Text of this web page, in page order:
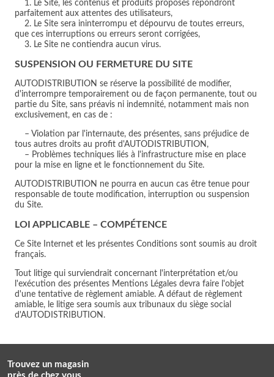
1. Le Site, les contenus et produits proposés répondront
parfaitement aux attentes des utilisateurs,
2. Le Site sera ininterrompu et dépourvu de toutes erreurs,
que ces interruptions ou erreurs seront corrigées,
3. Le Site ne contiendra aucun virus.
SUSPENSION OU FERMETURE DU SITE
AUTODISTRIBUTION se réserve la possibilité de modifier,
d'interrompre temporairement ou de façon permanente, tout ou
partie du Site, sans préavis ni indemnité, notamment mais non
exclusivement, en cas de :
– Violation par l'internaute, des présentes, sans préjudice de
tous autres droits au profit d'AUTODISTRIBUTION,
– Problèmes techniques liés à l'infrastructure mise en place
pour la mise en ligne et le fonctionnement du Site.
AUTODISTRIBUTION ne pourra en aucun cas être tenue pour
responsable de toute modification, interruption ou suspension
du Site.
LOI APPLICABLE – COMPÉTENCE
Ce Site Internet et les présentes Conditions sont soumis au droit
français.
Tout litige qui surviendrait concernant l'interprétation et/ou
l'exécution des présentes Mentions Légales devra faire l'objet
d'une tentative de règlement amiable. A défaut de règlement
amiable, le litige sera soumis aux tribunaux du siège social
d'AUTODISTRIBUTION.
Trouvez un magasin